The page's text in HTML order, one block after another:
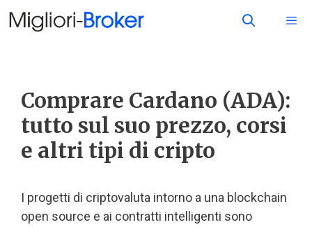
Comprare Cardano (ADA):
tutto sul suo prezzo, corsi
e altri tipi di cripto
I progetti di criptovaluta intorno a una blockchain
open source e ai contratti intelligenti sono